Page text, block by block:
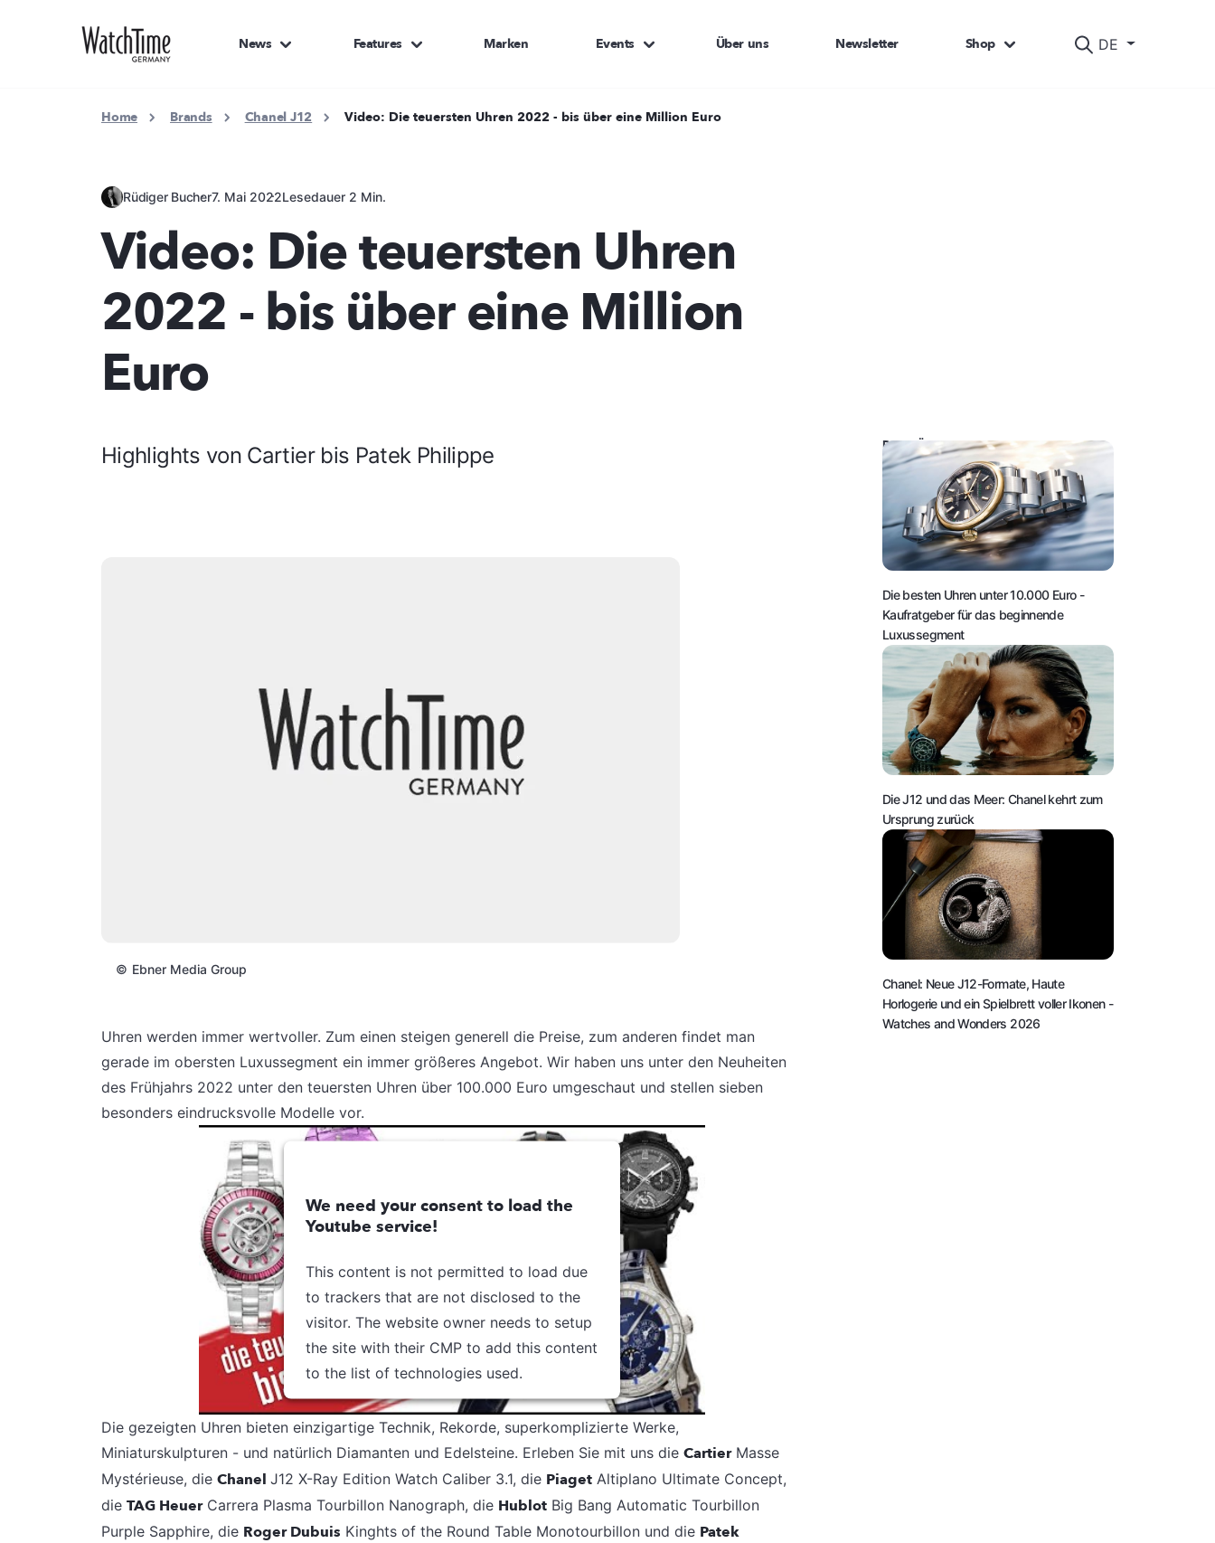
DE
News Features Marken Events Über uns Newsletter Shop
Home Brands Chanel J12 Video: Die teuersten Uhren 2022 - bis über eine Million Euro
Rüdiger Bucher7. Mai 2022Lesedauer 2 Min.
Video: Die teuersten Uhren
2022 - bis über eine Million
Euro
Highlights von Cartier bis Patek Philippe
© Ebner Media Group
Uhren werden immer wertvoller. Zum einen steigen generell die Preise, zum anderen findet man
gerade im obersten Luxussegment ein immer größeres Angebot. Wir haben uns unter den Neuheiten
des Frühjahrs 2022 unter den teuersten Uhren über 100.000 Euro umgeschaut und stellen sieben
besonders eindrucksvolle Modelle vor.
We need your consent to load the
Youtube service!
This content is not permitted to load due
to trackers that are not disclosed to the
visitor. The website owner needs to setup
the site with their CMP to add this content
to the list of technologies used.
Powered byUsercentrics Consent
Management Platform
Die gezeigten Uhren bieten einzigartige Technik, Rekorde, superkomplizierte Werke,
Miniaturskulpturen - und natürlich Diamanten und Edelsteine. Erleben Sie mit uns die CartierMasse
Mystérieuse, die Chanel J12 X-Ray Edition Watch Caliber 3.1, die Piaget Altiplano Ultimate Concept,
die TAG HeuerCarrera Plasma Tourbillon Nanograph, die Hublot Big Bang Automatic Tourbillon
Purple Sapphire, die Roger Dubuis Kinghts of the Round Table Monotourbillon und die Patek
DAS KÖNNTE SIE AUCH INTERESSIEREN:
Die besten Uhren unter 10.000 Euro -
Kaufratgeber für das beginnende
Luxussegment
Die J12 und das Meer: Chanel kehrt zum
Ursprung zurück
Chanel: Neue J12-Formate, Haute
Horlogerie und ein Spielbrett voller Ikonen -
Watches and Wonders 2026